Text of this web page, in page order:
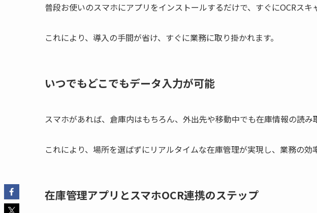
普段お使いのスマホにアプリをインストールするだけで、すぐにOCRスキ
これにより、導入の手間が省け、すぐに業務に取り掛かれます。
いつでもどこでもデータ入力が可能
スマホがあれば、倉庫内はもちろん、外出先や移動中でも在庫情報の読み
これにより、場所を選ばずにリアルタイムな在庫管理が実現し、業務の効
在庫管理アプリとスマホOCR連携のステップ